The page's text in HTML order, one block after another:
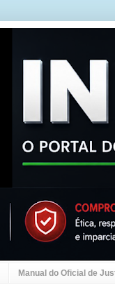
Manual do Oficial de